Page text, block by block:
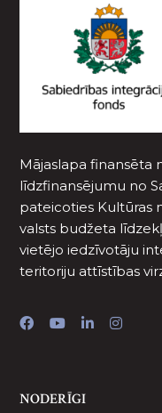
Mājaslapa finansēta
līdzfinansējumu no
pateicoties Kultūras
valsts budžeta
vietējo iedzīvotāju
teritoriju attīstības
NODERĪGI